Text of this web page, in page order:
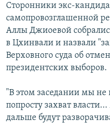
поискуАРМЕНИЯ
АЗЕРБАЙДЖАН
ПОЛИТИКА
ЭКОНОМИКА
ОБЩЕСТВО
КУЛЬТУРА
МИР
РУБРИКИ
НЕКРУГЛЫЙ СТОЛ
ГОСТЬ НЕДЕЛИ
ПОЗИЦИЯ
ГОЛОСА
ЧИТАЕМ ПРЕССУ
МУЛЬТИМЕДИА
ВИДЕО
ФОТО
АУДИО
ПОДКАСТЫ
ПРИСОЕДИНЯЙТЕСЬ!
Все сайты РСЕ/РС
Сторонники экс-
самопровозглашенной
Аллы Джиоевой
в Цхинвали и назвали
Верховного суда об
президентских выборов.
"В этом заседании мы не
попросту захват
дальше будут